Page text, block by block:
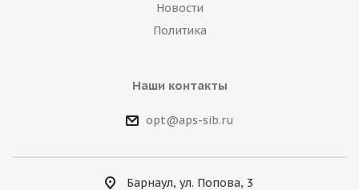
Новости
Политика
Наши контакты
opt@aps-sib.ru
Барнаул, ул. Попова, 3